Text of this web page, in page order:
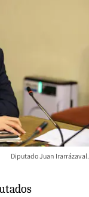
Diputado Juan Irarrázaval.